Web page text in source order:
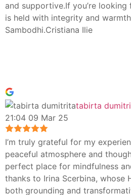
and supportive.If you’re
is held with integrity and
Sambodhi.Cristiana Ilie
tabirta
21:04 09 Mar 25
I’m truly grateful for my
peaceful atmosphere and
perfect place for mindfulness
thanks to Irina Scerbina, whose
both grounding and